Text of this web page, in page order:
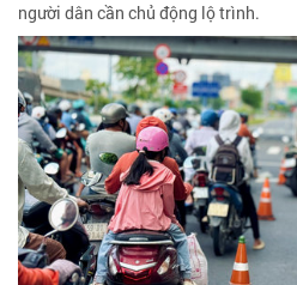
người dân cần chủ động lộ trình.